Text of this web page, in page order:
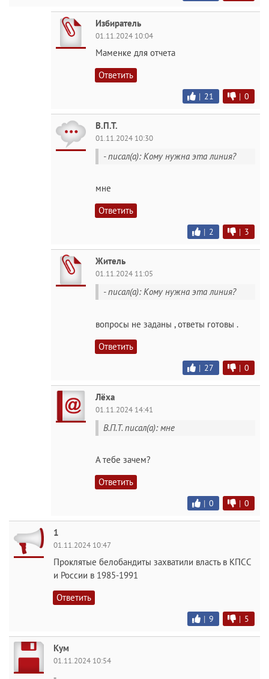
Избиратель
01.11.2024 10:04
Маменке для отчета
Ответить
| 21 | 0
В.П.Т.
01.11.2024 10:30
- писал(а): Кому нужна эта линия?
мне
Ответить
| 2 | 3
Житель
01.11.2024 11:05
- писал(а): Кому нужна эта линия?
вопросы не заданы , ответы готовы .
Ответить
| 27 | 0
Лёха
01.11.2024 14:41
В.П.Т. писал(а): мне
А тебе зачем?
Ответить
| 0 | 0
1
01.11.2024 10:47
Проклятые белобандиты захватили власть в КПСС
и России в 1985-1991
Ответить
| 9 | 5
Кум
01.11.2024 10:54